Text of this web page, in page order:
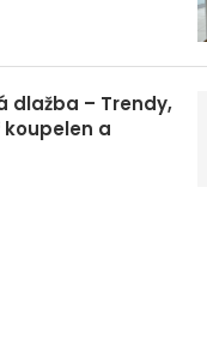
dlažba – Trendy,
a